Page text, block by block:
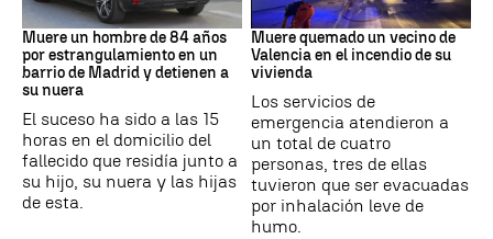
Suceso
Muere un hombre de 84 años
por estrangulamiento en un
barrio de Madrid y detienen a
su nuera
El suceso ha sido a las 15
horas en el domicilio del
fallecido que residía junto a
su hijo, su nuera y las hijas
de esta.
INCENDIO
Muere quemado un vecino de
Valencia en el incendio de su
vivienda
Los servicios de
emergencia atendieron a
un total de cuatro
personas, tres de ellas
tuvieron que ser evacuadas
por inhalación leve de
humo.